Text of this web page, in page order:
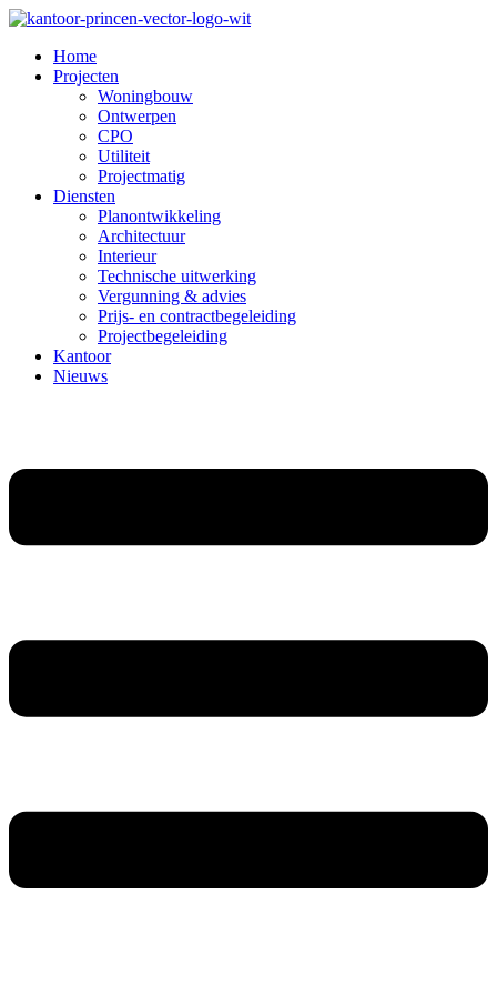
Home
Projecten
Woningbouw
Ontwerpen
CPO
Utiliteit
Projectmatig
Diensten
Planontwikkeling
Architectuur
Interieur
Technische uitwerking
Vergunning & advies
Prijs- en contractbegeleiding
Projectbegeleiding
Kantoor
Nieuws